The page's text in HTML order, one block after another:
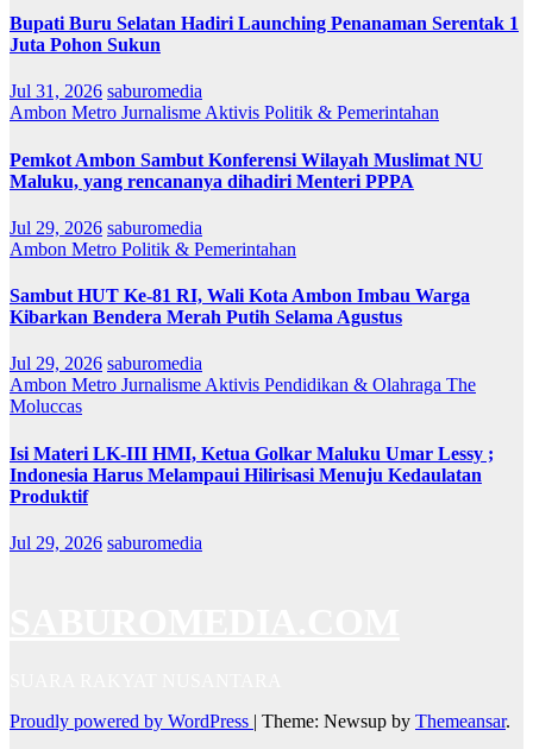
Bupati Buru Selatan Hadiri Launching Penanaman Serentak 1
Juta Pohon Sukun
Jul 31, 2026 saburomedia
Ambon Metro Jurnalisme Aktivis Politik & Pemerintahan
Pemkot Ambon Sambut Konferensi Wilayah Muslimat NU
Maluku, yang rencananya dihadiri Menteri PPPA
Jul 29, 2026 saburomedia
Ambon Metro Politik & Pemerintahan
Sambut HUT Ke-81 RI, Wali Kota Ambon Imbau Warga
Kibarkan Bendera Merah Putih Selama Agustus
Jul 29, 2026 saburomedia
Ambon Metro Jurnalisme Aktivis Pendidikan & Olahraga The
Moluccas
Isi Materi LK-III HMI, Ketua Golkar Maluku Umar Lessy ;
Indonesia Harus Melampaui Hilirisasi Menuju Kedaulatan
Produktif
Jul 29, 2026 saburomedia
Proudly powered by WordPress | Theme: Newsup by Themeansar.